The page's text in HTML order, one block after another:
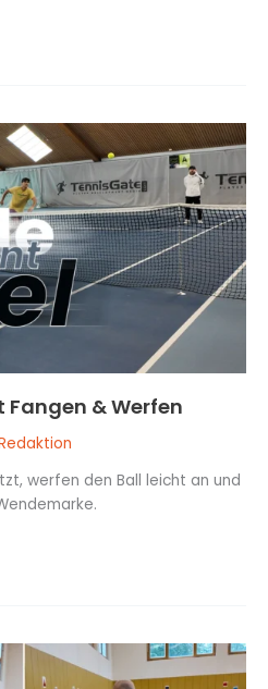
& Werfen
werfen den Ball leicht an und